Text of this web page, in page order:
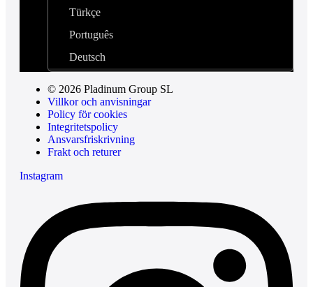
Türkçe
Português
Deutsch
© 2026 Pladinum Group SL
Villkor och anvisningar
Policy för cookies
Integritetspolicy
Ansvarsfriskrivning
Frakt och returer
Instagram